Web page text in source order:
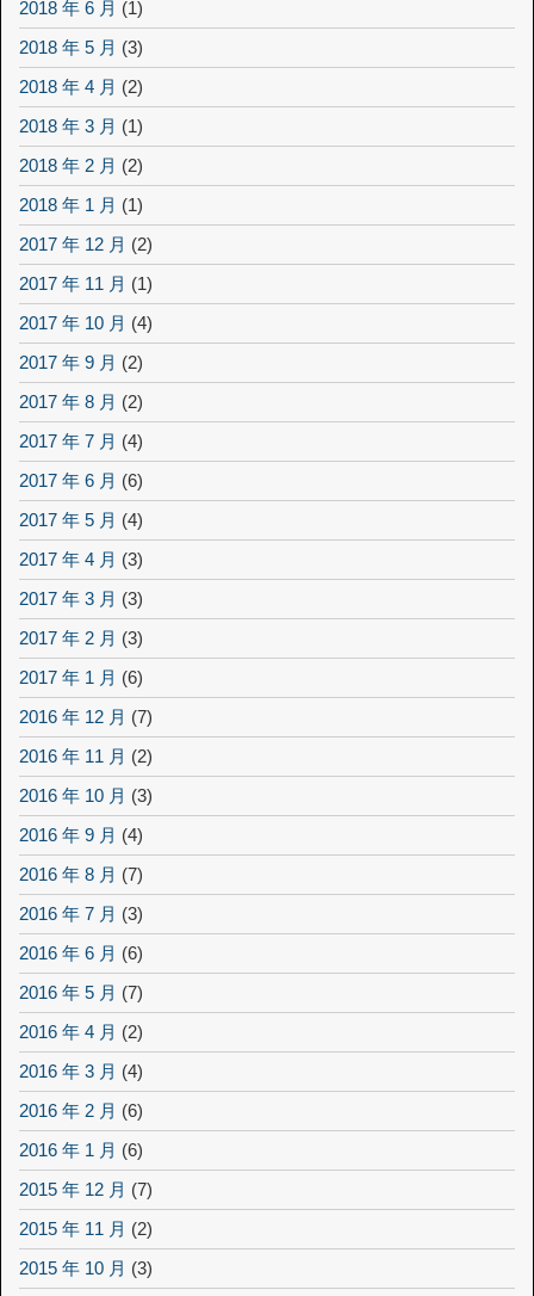
2018 年 6 月 (1)
2018 年 5 月 (3)
2018 年 4 月 (2)
2018 年 3 月 (1)
2018 年 2 月 (2)
2018 年 1 月 (1)
2017 年 12 月 (2)
2017 年 11 月 (1)
2017 年 10 月 (4)
2017 年 9 月 (2)
2017 年 8 月 (2)
2017 年 7 月 (4)
2017 年 6 月 (6)
2017 年 5 月 (4)
2017 年 4 月 (3)
2017 年 3 月 (3)
2017 年 2 月 (3)
2017 年 1 月 (6)
2016 年 12 月 (7)
2016 年 11 月 (2)
2016 年 10 月 (3)
2016 年 9 月 (4)
2016 年 8 月 (7)
2016 年 7 月 (3)
2016 年 6 月 (6)
2016 年 5 月 (7)
2016 年 4 月 (2)
2016 年 3 月 (4)
2016 年 2 月 (6)
2016 年 1 月 (6)
2015 年 12 月 (7)
2015 年 11 月 (2)
2015 年 10 月 (3)